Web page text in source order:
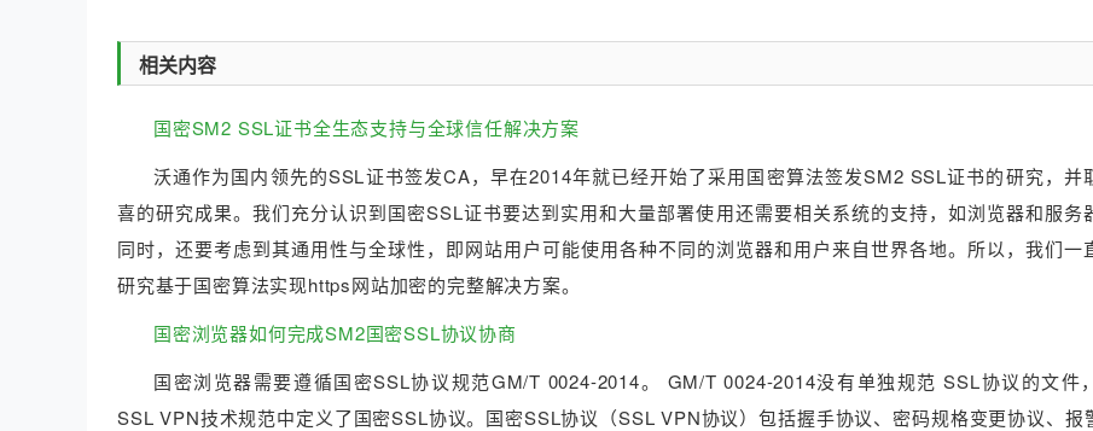
相关内容
国密SM2 SSL证书全生态支持与全球信任解决方案
沃通作为国内领先的SSL证书签发CA，早在2014年就已经开始了采用国密算法签发SM2 SSL证书的研究，并
喜的研究成果。我们充分认识到国密SSL证书要达到实用和大量部署使用还需要相关系统的支持，如浏览器和服务
同时，还要考虑到其通用性与全球性，即网站用户可能使用各种不同的浏览器和用户来自世界各地。所以，我们一
研究基于国密算法实现https网站加密的完整解决方案。
国密浏览器如何完成SM2国密SSL协议协商
国密浏览器需要遵循国密SSL协议规范GM/T 0024-2014。 GM/T 0024-2014没有单独规范 SSL协议的文件
SSL VPN技术规范中定义了国密SSL协议。国密SSL协议（SSL VPN协议）包括握手协议、密码规格变更协议、报